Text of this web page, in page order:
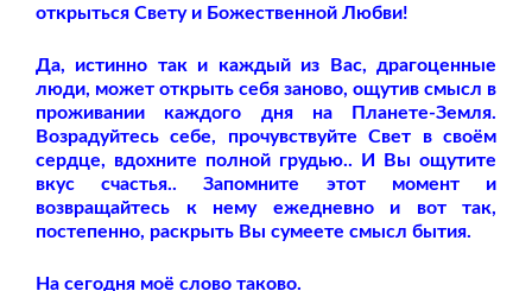
открыться Свету и Божественной Любви!
Да, истинно так и каждый из Вас, драгоценные
люди, может открыть себя заново, ощутив смысл в
проживании каждого дня на Планете-Земля.
Возрадуйтесь себе, прочувствуйте Свет в своём
сердце, вдохните полной грудью.. И Вы ощутите
вкус счастья.. Запомните этот момент и
возвращайтесь к нему ежедневно и вот так,
постепенно, раскрыть Вы сумеете смысл бытия.
На сегодня моё слово таково.